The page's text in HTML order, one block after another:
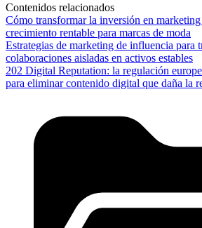
Contenidos relacionados
Cómo transformar la inversión en
crecimiento rentable para marcas de moda
Estrategias de marketing de influencia para
colaboraciones aisladas en activos estables
202 Digital Reputation: la regulación
para eliminar contenido digital que daña la